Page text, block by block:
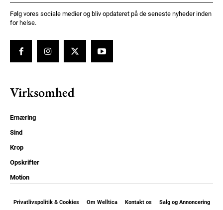
Følg vores sociale medier og bliv opdateret på de seneste nyheder inden
for helse.
Virksomhed
Ernæring
Sind
Krop
Opskrifter
Motion
Privatlivspolitik & Cookies Om Welltica Kontakt os Salg og Annoncering